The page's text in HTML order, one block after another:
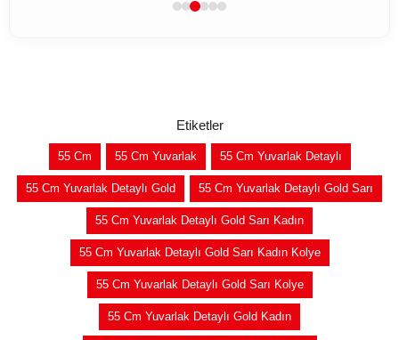
Etiketler
55 Cm 55 Cm Yuvarlak 55 Cm Yuvarlak Detaylı
55 Cm Yuvarlak Detaylı Gold 55 Cm Yuvarlak Detaylı Gold Sarı
55 Cm Yuvarlak Detaylı Gold Sarı Kadın
55 Cm Yuvarlak Detaylı Gold Sarı Kadın Kolye
55 Cm Yuvarlak Detaylı Gold Sarı Kolye
55 Cm Yuvarlak Detaylı Gold Kadın